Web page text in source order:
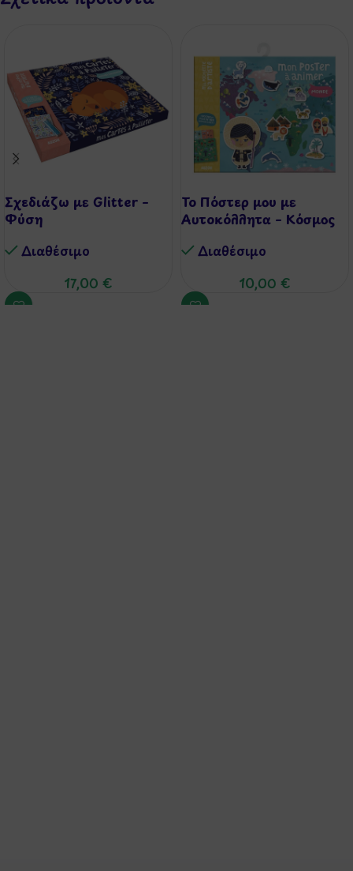
Σχεδιάζω με Glitter –
Φύση
Διαθέσιμo
17,00 €
Το Πόστερ μου με
Αυτοκόλλητα – Κόσμος
Διαθέσιμo
10,00 €